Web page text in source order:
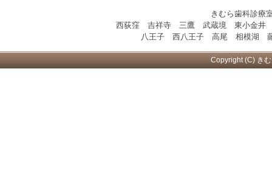
きむら歯科診療
西荻窪 吉祥寺 三鷹 武蔵境 東小金
八王子 西八王子 高尾 相模湖
Copyright (C) き